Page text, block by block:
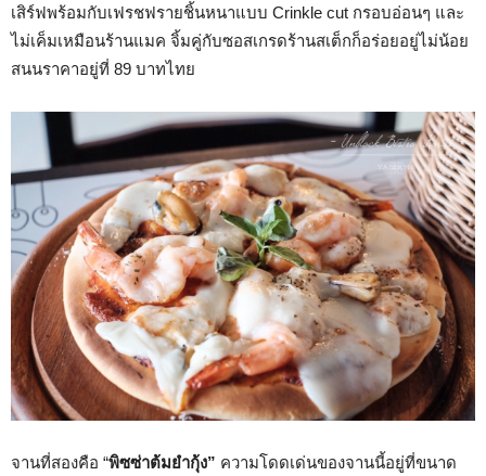
เสิร์ฟพร้อมกับเฟรชฟรายชิ้นหนาแบบ Crinkle cut กรอบอ่อนๆ และ
ไม่เค็มเหมือนร้านแมค จิ้มคู่กับซอสเกรดร้านสเต็กก็อร่อยอยู่ไม่น้อย
สนนราคาอยู่ที่ 89 บาทไทย
จานที่สองคือ “พิซซ่าต้มยำกุ้ง” ความโดดเด่นของจานนี้อยู่ที่ขนาด